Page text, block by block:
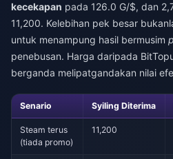
kecekapan pada 126.0 G/$, dan
11,200. Kelebihan pek besar
untuk menampung hasil bermusim
penebusan. Harga daripada
berganda melipatgandakan nilai
Senario Syiling Diterima
Steam terus
(tiada promo)
11,200